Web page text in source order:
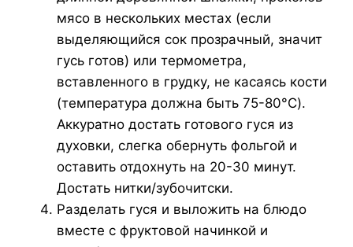
мясо в нескольких местах (если
выделяющийся сок прозрачный, значит
гусь готов) или термометра,
вставленного в грудку, не касаясь кости
(температура должна быть 75-80°C).
Аккуратно достать готового гуся из
духовки, слегка обернуть фольгой и
оставить отдохнуть на 20-30 минут.
Достать нитки/зубочитски.
Разделать гуся и выложить на блюдо
вместе с фруктовой начинкой и